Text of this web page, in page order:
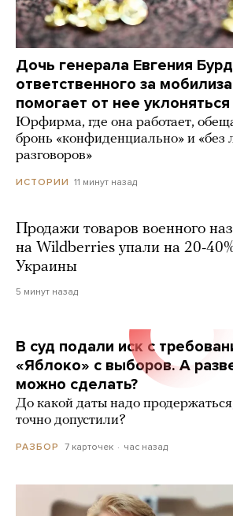
Дочь генерала Евгения
ответственного за
помогает от нее уклоняться
Юрфирма, где она работает,
бронь «конфиденциально» и «без
разговоров»
ИСТОРИИ 11 минут назад
Продажи товаров военного
на Wildberries упали на 20-
Украины
5 минут назад
В суд подали иск с
«Яблоко» с выборов. А
можно сделать?
До какой даты надо
точно допустили?
РАЗБОР 7 карточек час назад